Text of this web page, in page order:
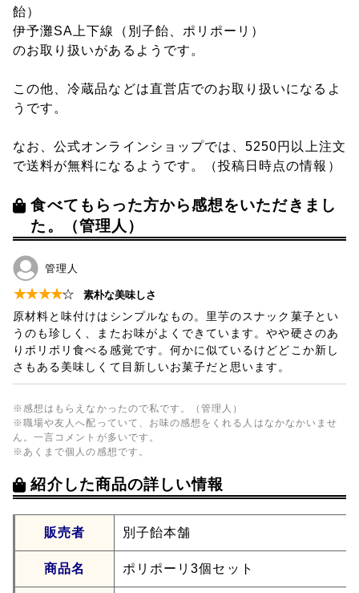
飴）
伊予灘SA上下線（別子飴、ポリポーリ）
のお取り扱いがあるようです。
この他、冷蔵品などは直営店でのお取り扱いになるよ
うです。
なお、公式オンラインショップでは、5250円以上注文
で送料が無料になるようです。（投稿日時点の情報）
食べてもらった方から感想をいただきまし
た。（管理人）
管理人
★★★★☆ 素朴な美味しさ
原材料と味付けはシンプルなもの。里芋のスナック菓子とい
うのも珍しく、またお味がよくできています。やや硬さのあ
りポリポリ食べる感覚です。何かに似ているけどどこか新し
さもある美味しくて目新しいお菓子だと思います。
※感想はもらえなかったので私です。（管理人）
※職場や友人へ配っていて、お味の感想をくれる人はなかなかいませ
ん。一言コメントが多いです。
※あくまで個人の感想です。
紹介した商品の詳しい情報
販売者 別子飴本舗
商品名 ポリポーリ3個セット